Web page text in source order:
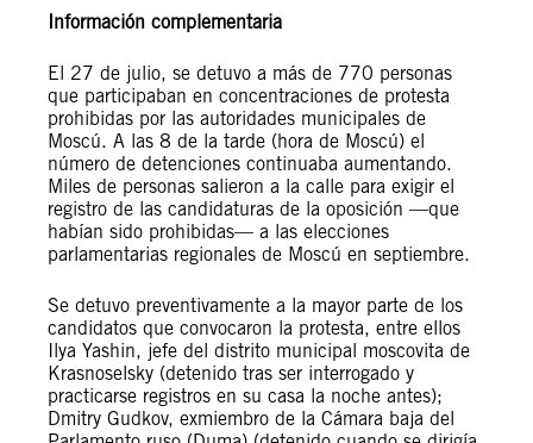
Información complementaria
El 27 de julio, se detuvo a más de 770 personas
que participaban en concentraciones de protesta
prohibidas por las autoridades municipales de
Moscú. A las 8 de la tarde (hora de Moscú) el
número de detenciones continuaba aumentando.
Miles de personas salieron a la calle para exigir el
registro de las candidaturas de la oposición —que
habían sido prohibidas— a las elecciones
parlamentarias regionales de Moscú en septiembre.
Se detuvo preventivamente a la mayor parte de los
candidatos que convocaron la protesta, entre ellos
Ilya Yashin, jefe del distrito municipal moscovita de
Krasnoselsky (detenido tras ser interrogado y
practicarse registros en su casa la noche antes);
Dmitry Gudkov, exmiembro de la Cámara baja del